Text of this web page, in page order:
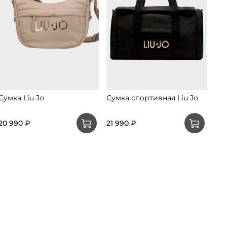
Liu Jo
990 ₽
Сумка спортивная Liu Jo
21 990 ₽